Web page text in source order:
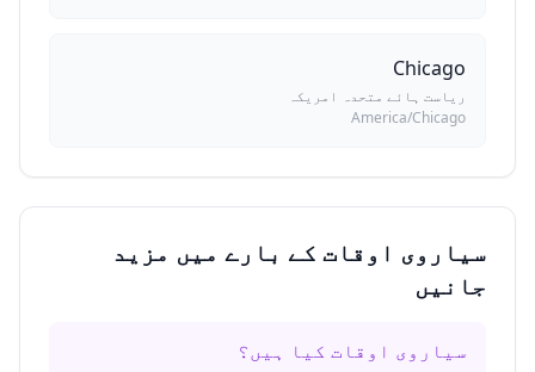
Chicago
ریاست ہائے متحدہ امریکہ
America/Chicago
سیاروی اوقات کے بارے میں مزید
جانیں
سیاروی اوقات کیا ہیں؟